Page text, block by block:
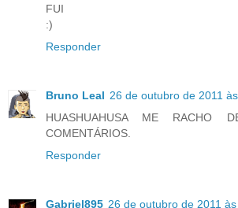
FUI
:)
Responder
Bruno Leal 26 de outubro de 2011
HUASHUAHUSA ME RACHO
COMENTÁRIOS.
Responder
Gabriel895 26 de outubro de 2011